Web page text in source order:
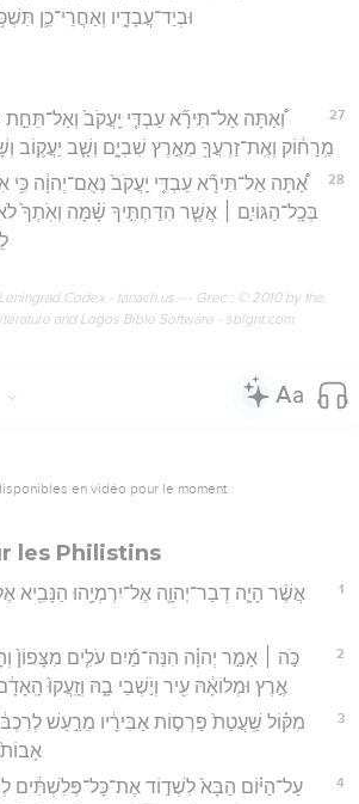
וּבְיַד־עֲבָדָ֑יו וְאַחֲרֵי־כֵ֛ן
27
וְ֠אַתָּה אַל־תִּירָ֞א עַבְדִּ֤י יַֽעֲקֹב֙ וְאַל־תֵּחַ֣ת
מֵֽרָח֔וֹק וְאֶֽת־זַרְעֲךָ֖ מֵאֶ֣רֶץ שִׁבְיָ֑ם וְשָׁ֧ב יַעֲק֛וֹב
28
אַ֠תָּה אַל־תִּירָ֞א עַבְדִּ֤י יַֽעֲקֹב֙ נְאֻם־יְהוָ֔ה כִּ֥י
בְּכָֽל־הַגּוֹיִ֣ם ׀ אֲשֶׁ֧ר הִדַּחְתִּ֣יךָ שָׁ֗מָּה וְאֹֽתְךָ֙
Codex - tanach.us --- Grec : © 2010 by the
and Logos Bible Software - sblgnt.com
en vidéo pour le moment.
les Philistins
1
אֲשֶׁ֨ר הָיָ֧ה דְבַר־יְהוָ֛ה אֶל־יִרְמְיָ֥הוּ הַנָּבִ֖יא
2
כֹּ֣ה ׀ אָמַ֣ר יְהוָ֗ה הִנֵּה־מַ֜יִם עֹלִ֤ים מִצָּפוֹן֙
אֶ֣רֶץ וּמְלוֹאָ֔הּ עִ֖יר וְיֹ֣שְׁבֵי בָ֑הּ וְזָֽעֲקוּ֙
3
מִקּ֗וֹל שַֽׁעֲטַת֙ פַּרְס֣וֹת אַבִּירָ֔יו מֵרַ֣עַשׁ לְרִכְבּ֔וֹ
אָבוֹת֙
4
עַל־הַיּ֗וֹם הַבָּא֙ לִשְׁד֣וֹד אֶת־כָּל־פְּלִשְׁתִּ֔ים